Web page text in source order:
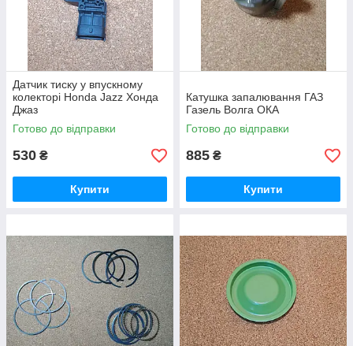
Датчик тиску у впускному
колекторі Honda Jazz Хонда
Джаз
Готово до відправки
530 ₴
Купити
Катушка запалювання ГАЗ
Газель Волга ОКА
Готово до відправки
885 ₴
Купити